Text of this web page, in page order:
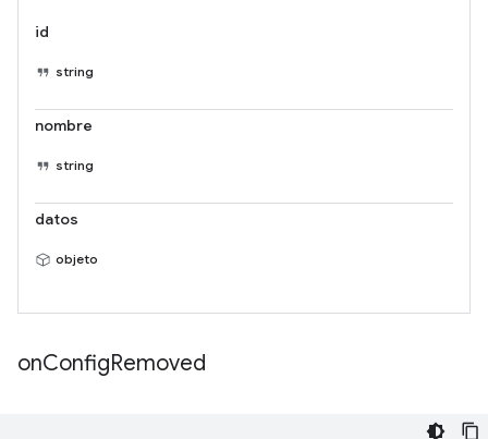
id
string
nombre
string
datos
objeto
onConfigRemoved